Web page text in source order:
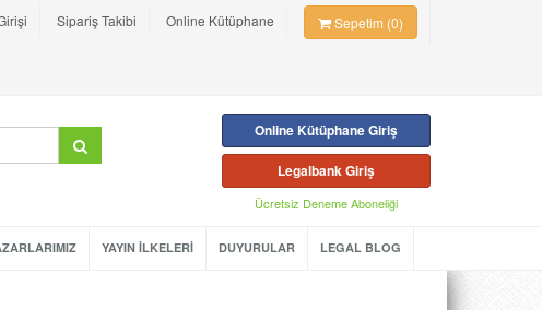
Sipariş Takibi Online Kütüphane Sepetim (0)
Online Kütüphane Giriş
Legalbank Giriş
Ücretsiz Deneme Aboneliği
YAYIN İLKELERİ DUYURULAR LEGAL BLOG